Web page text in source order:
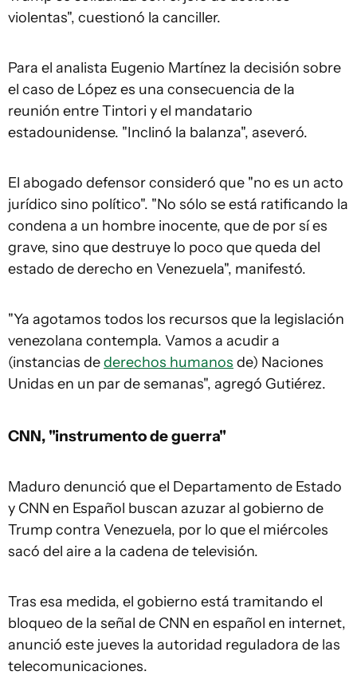
violentas", cuestionó la canciller.
Para el analista Eugenio Martínez la decisión sobre
el caso de López es una consecuencia de la
reunión entre Tintori y el mandatario
estadounidense. "Inclinó la balanza", aseveró.
El abogado defensor consideró que "no es un acto
jurídico sino político". "No sólo se está ratificando la
condena a un hombre inocente, que de por sí es
grave, sino que destruye lo poco que queda del
estado de derecho en Venezuela", manifestó.
"Ya agotamos todos los recursos que la legislación
venezolana contempla. Vamos a acudir a
(instancias dederechos humanos de) Naciones
Unidas en un par de semanas", agregó Gutiérez.
CNN, "instrumento de guerra"
Maduro denunció que el Departamento de Estado
y CNN en Español buscan azuzar al gobierno de
Trump contra Venezuela, por lo que el miércoles
sacó del aire a la cadena de televisión.
Tras esa medida, el gobierno está tramitando el
bloqueo de la señal de CNN en español en internet,
anunció este jueves la autoridad reguladora de las
telecomunicaciones.